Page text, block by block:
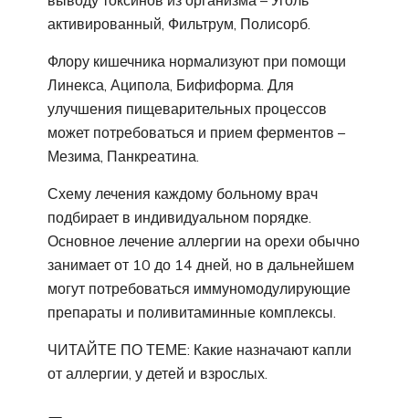
активированный, Фильтрум, Полисорб.
Флору кишечника нормализуют при помощи
Линекса, Аципола, Бифиформа. Для
улучшения пищеварительных процессов
может потребоваться и прием ферментов –
Мезима, Панкреатина.
Схему лечения каждому больному врач
подбирает в индивидуальном порядке.
Основное лечение аллергии на орехи обычно
занимает от 10 до 14 дней, но в дальнейшем
могут потребоваться иммуномодулирующие
препараты и поливитаминные комплексы.
ЧИТАЙТЕ ПО ТЕМЕ: Какие назначают капли
от аллергии, у детей и взрослых.